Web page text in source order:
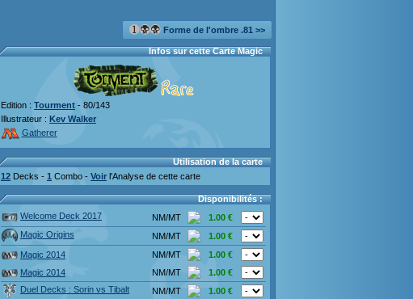
Forme de l'ombre .81 >>
Infos sur cette Carte Magic
Edition : Tourment - 80/143
Illustrateur : Kev Walker
Gatherer
Utilisation de la carte
12 Decks - 1 Combo - Voir l'Analyse de cette carte
Disponibilités :
Welcome Deck 2017
NM/MT
1.00 €
Magic Origins
NM/MT
1.00 €
Magic 2014
NM/MT
1.00 €
Magic 2014
NM/MT
1.00 €
Duel Decks : Sorin vs Tibalt
NM/MT
1.00 €